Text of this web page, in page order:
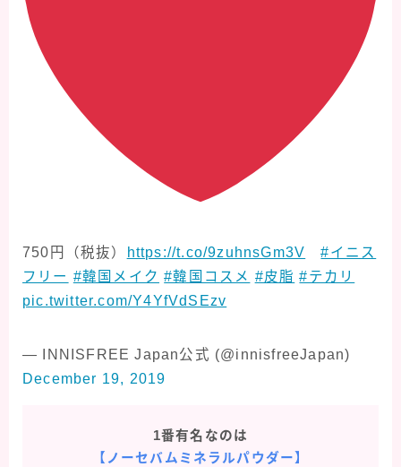
750円（税抜） https://t.co/9zuhnsGm3V
#イニス
フリー #韓国メイク #韓国コスメ #皮脂 #テカリ
pic.twitter.com/Y4YfVdSEzv
— INNISFREE Japan公式 (@innisfreeJapan)
December 19, 2019
1番有名なのは
【ノーセバムミネラルパウダー】